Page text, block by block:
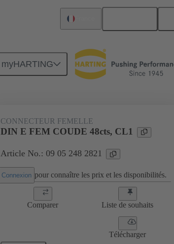
myHARTING
CONNECTEUR FEMELLE
DIN E FEM COUDE 48cts, CL1
Article No.: 09 05 248 2821
Connexion pour connaître les prix et les disponibilités.
Comparer Liste de souhaits
Télécharger